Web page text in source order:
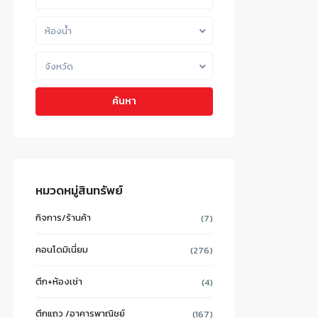
ห้องน้ำ
จังหวัด
ค้นหา
หมวดหมู่สินทรัพย์
กิจการ/ร้านค้า (7)
คอนโดมิเนี่ยม (276)
ตึก+ห้องเช่า (4)
ตึกแถว /อาคารพาณิชย์ (167)